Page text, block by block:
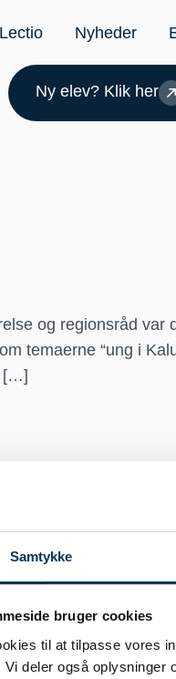
Samtykke
bruger cookies
til at tilpasse vores
deler også oplysninger
Lectio Nyheder
Ny elev? Klik her
og regionsråd
temaerne “ung i
[…]